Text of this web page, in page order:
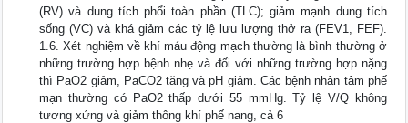
(RV) và dung tích phổi toàn phần (TLC); giảm mạnh dung tích
sống (VC) và khá giảm các tỷ lệ lưu lượng thở ra (FEV1, FEF).
1.6. Xét nghiệm về khí máu động mạch thường là bình thường ở
những trường hợp bệnh nhẹ và đối với những trường hợp nặng
thì PaO2 giảm, PaCO2 tăng và pH giảm. Các bệnh nhân tâm phế
mạn thường có PaO2 thấp dưới 55 mmHg. Tỷ lệ V/Q không
tương xứng và giảm thông khí phế nang, cả 6